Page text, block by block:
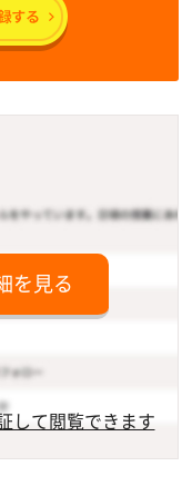
を見る
して閲覧できます